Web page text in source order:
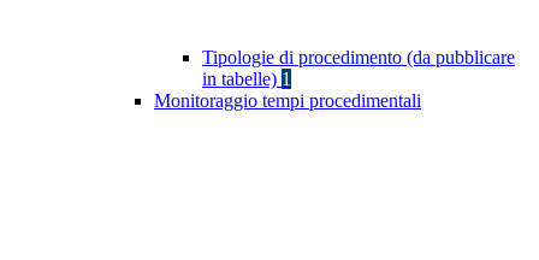
Tipologie di procedimento (da pubblicare
in tabelle) 1
Monitoraggio tempi procedimentali